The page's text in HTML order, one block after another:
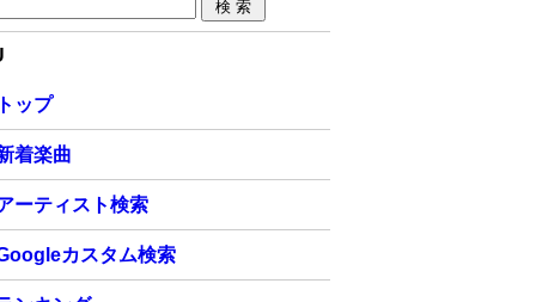
トップ
着楽曲
ーティスト検索
カスタム検索